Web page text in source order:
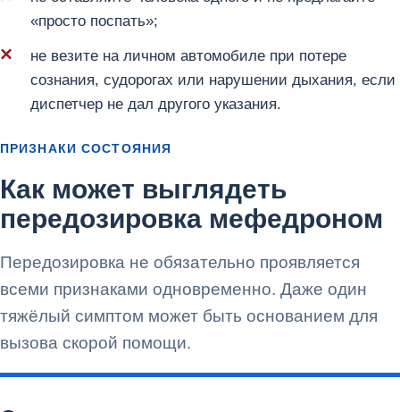
«просто поспать»;
не везите на личном автомобиле при потере
сознания, судорогах или нарушении дыхания, если
диспетчер не дал другого указания.
ПРИЗНАКИ СОСТОЯНИЯ
Как может выглядеть
передозировка мефедроном
Передозировка не обязательно проявляется
всеми признаками одновременно. Даже один
тяжёлый симптом может быть основанием для
вызова скорой помощи.